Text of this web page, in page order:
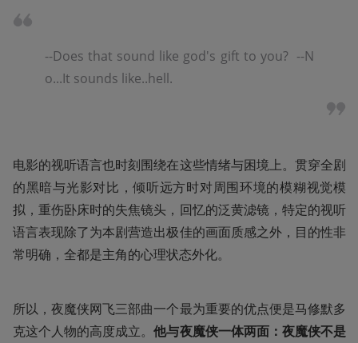
--Does that sound like god's gift to you?  --N
o...It sounds like..hell.
电影的视听语言也时刻围绕在这些情绪与困境上。贯穿全剧
的黑暗与光影对比，倾听远方时对周围环境的模糊视觉模
拟，重伤卧床时的失焦镜头，回忆的泛黄滤镜，特定的视听
语言表现除了为本剧营造出极佳的画面质感之外，目的性非
常明确，全都是主角的心理状态外化。
所以，夜魔侠网飞三部曲一个最为重要的优点便是马修默多
克这个人物的高度成立。他与夜魔侠一体两面：夜魔侠不是